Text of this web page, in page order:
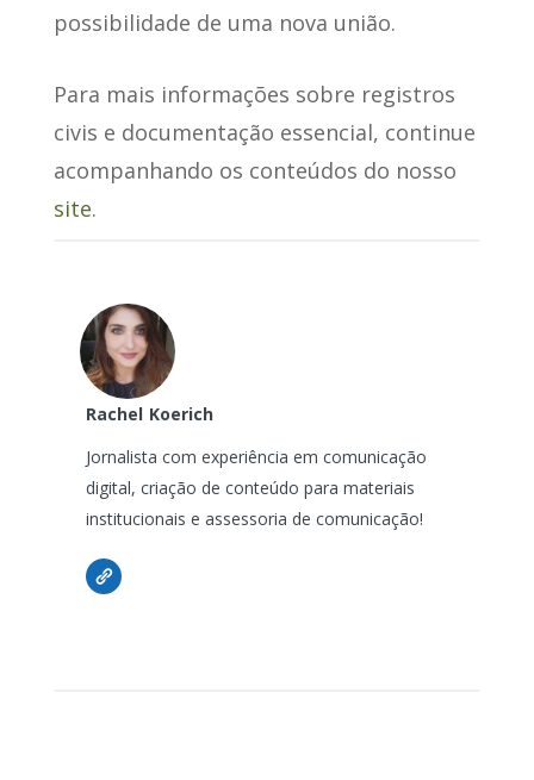
possibilidade de uma nova união.
Para mais informações sobre registros
civis e documentação essencial, continue
acompanhando os conteúdos do nosso
site.
Rachel Koerich
Jornalista com experiência em comunicação
digital, criação de conteúdo para materiais
institucionais e assessoria de comunicação!